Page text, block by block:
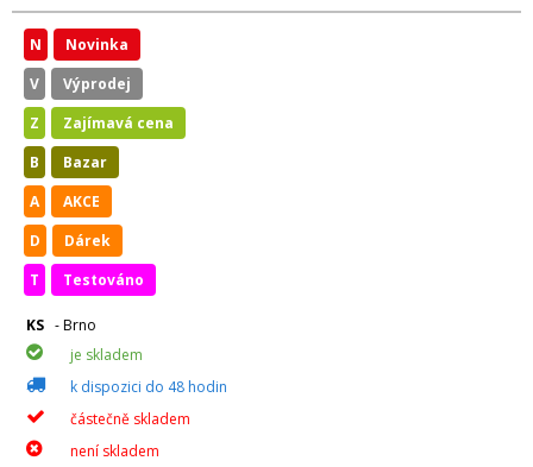
N
Novinka
V
Výprodej
Z
Zajímavá cena
B
Bazar
A
AKCE
D
Dárek
T
Testováno
KS - Brno
je skladem
k dispozici do 48 hodin
částečně skladem
není skladem